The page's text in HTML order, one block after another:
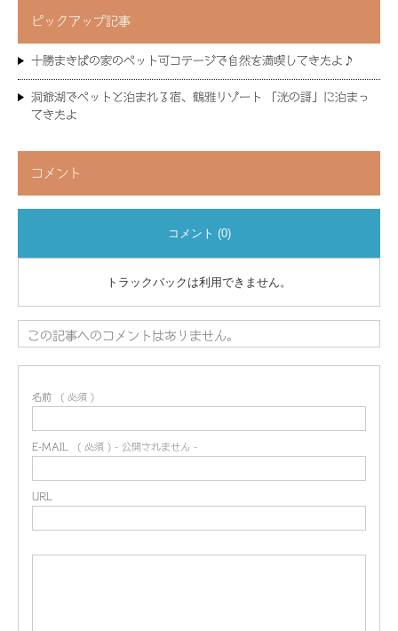
ピックアップ記事
十勝まきばの家のペット可コテージで自然を満喫してきたよ♪
洞爺湖でペットと泊まれる宿、鶴雅リゾート 「洸の謌」に泊まっ
てきたよ
コメント
コメント (0)
トラックバックは利用できません。
この記事へのコメントはありません。
名前 ( 必須 )
E-MAIL ( 必須 ) - 公開されません -
URL